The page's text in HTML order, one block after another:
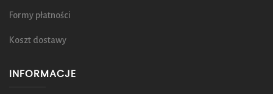
Formy płatności
Koszt dostawy
INFORMACJE